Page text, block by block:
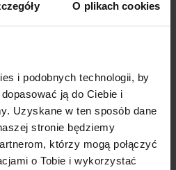
O plikach cookies
i podobnych technologii, by
ją do Ciebie i
Uzyskane w ten sposób dane
stronie będziemy
którzy mogą połączyć
o Tobie i wykorzystać
modułów.
w system otworów i zawiesi
do wentylatora lub instalacji
użytku, do mycia w każdej